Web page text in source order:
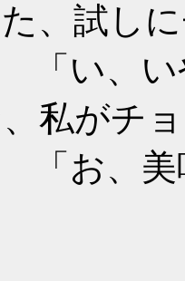
、試し
や、
私がチ
味し